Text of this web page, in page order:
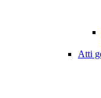
Atti